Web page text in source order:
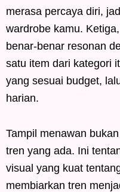
merasa percaya diri,
wardrobe kamu.
benar-benar resonan
satu item dari kategori
yang sesuai budget,
harian.
Tampil menawan
tren yang ada. Ini
visual yang kuat
membiarkan tren